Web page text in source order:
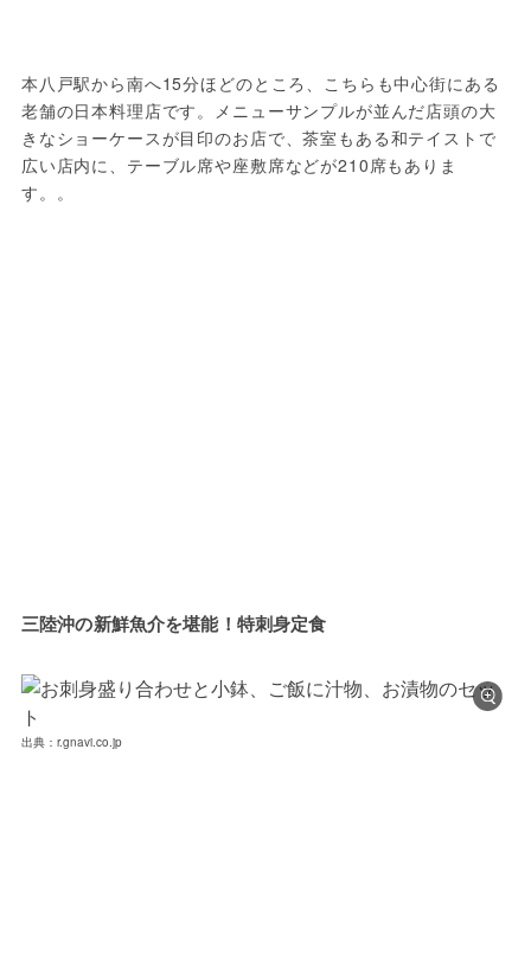
本八戸駅から南へ15分ほどのところ、こちらも中心街にある
老舗の日本料理店です。メニューサンプルが並んだ店頭の大
きなショーケースが目印のお店で、茶室もある和テイストで
広い店内に、テーブル席や座敷席などが210席もありま
す。。
三陸沖の新鮮魚介を堪能！特刺身定食
出典：r.gnavi.co.jp